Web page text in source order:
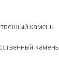
камень
камень